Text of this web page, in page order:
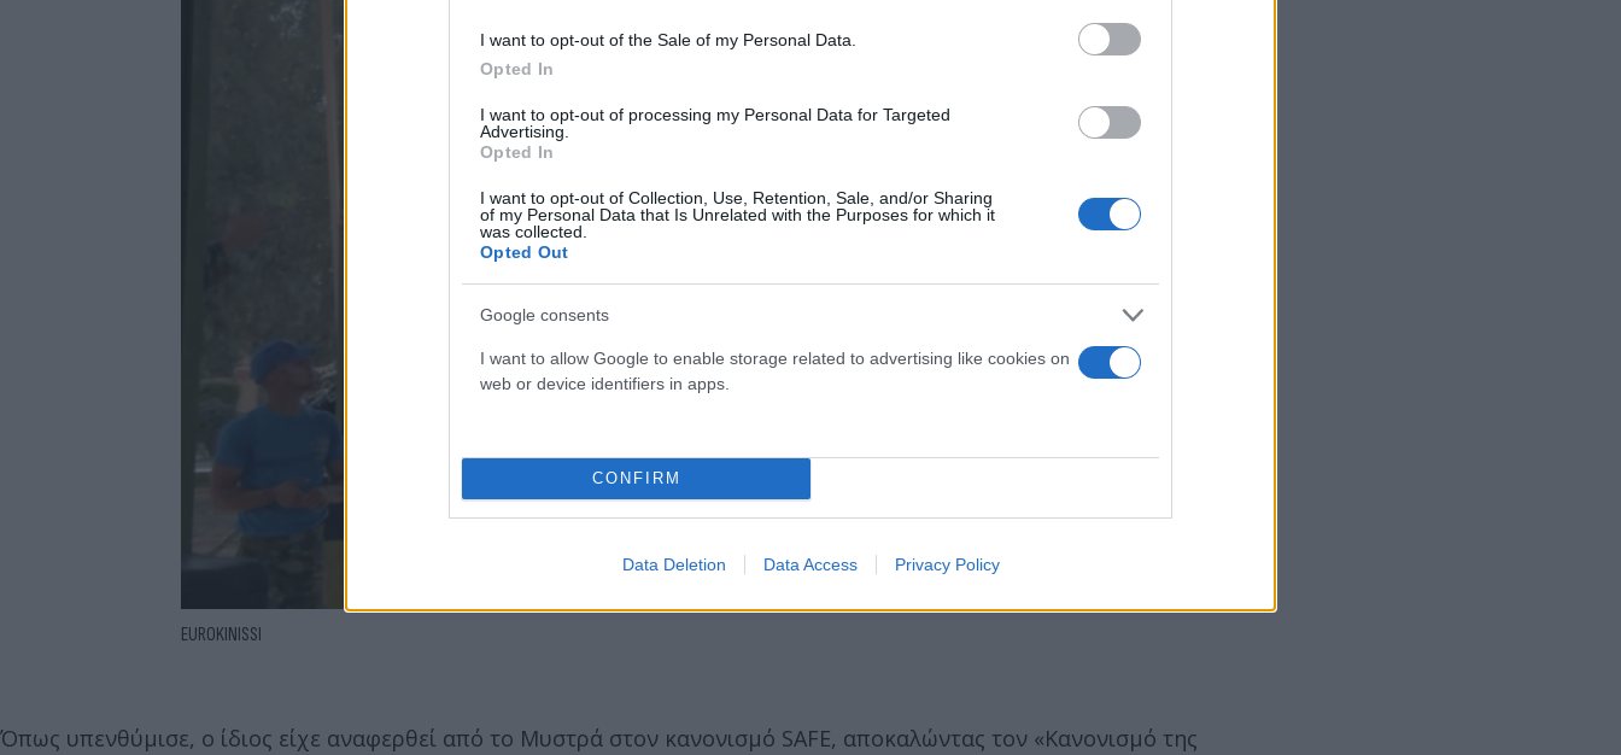
I want to opt-out of the Sale of my Personal Data.
Opted In
I want to opt-out of processing my Personal Data for Targeted
Advertising.
Opted In
I want to opt-out of Collection, Use, Retention, Sale, and/or Sharing
of my Personal Data that Is Unrelated with the Purposes for which it
was collected.
Opted Out
Google consents
I want to allow Google to enable storage related to advertising like cookies on
web or device identifiers in apps.
CONFIRM
Data Deletion Data Access Privacy Policy
EUROKINISSI
Όπως υπενθύμισε, ο ίδιος είχε αναφερθεί από το Μυστρά στον κανονισμό SAFE, αποκαλώντας τον «Κανονισμό της